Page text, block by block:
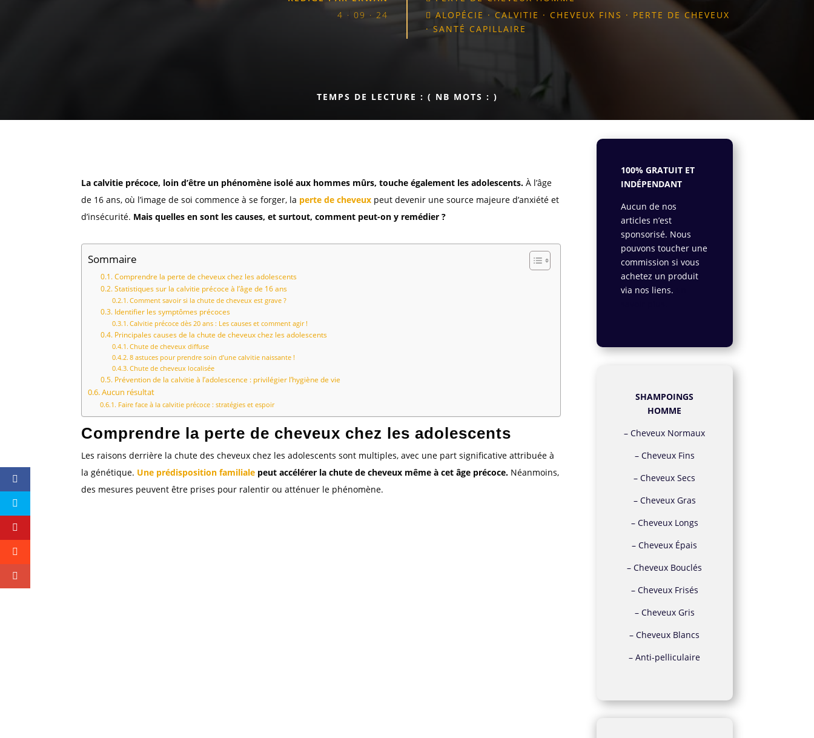
4 · 09 · 24
 ALOPÉCIE · CALVITIE · CHEVEUX FINS · PERTE DE CHEVEUX
· SANTÉ CAPILLAIRE
TEMPS DE LECTURE : ( NB MOTS : )
La calvitie précoce, loin d’être un phénomène isolé aux hommes mûrs, touche également les adolescents. À l’âge
de 16 ans, où l’image de soi commence à se forger, la perte de cheveux peut devenir une source majeure d’anxiété et
d’insécurité. Mais quelles en sont les causes, et surtout, comment peut-on y remédier ?
Sommaire
Comprendre la perte de cheveux chez les adolescents
Statistiques sur la calvitie précoce à l’âge de 16 ans
Comment savoir si la chute de cheveux est grave ?
Identifier les symptômes précoces
Calvitie précoce dès 20 ans : Les causes et comment agir !
Principales causes de la chute de cheveux chez les adolescents
Chute de cheveux diffuse
8 astuces pour prendre soin d’une calvitie naissante !
Chute de cheveux localisée
Prévention de la calvitie à l’adolescence : privilégier l’hygiène de vie
Aucun résultat
Faire face à la calvitie précoce : stratégies et espoir
Comprendre la perte de cheveux chez les adolescents
Les raisons derrière la chute des cheveux chez les adolescents sont multiples, avec une part significative attribuée à
la génétique. Une prédisposition familiale peut accélérer la chute de cheveux même à cet âge précoce. Néanmoins,
des mesures peuvent être prises pour ralentir ou atténuer le phénomène.
100% GRATUIT ET
INDÉPENDANT
Aucun de nos
articles n’est
sponsorisé. Nous
pouvons toucher une
commission si vous
achetez un produit
via nos liens.
SHAMPOINGS
HOMME
–Cheveux Normaux
– Cheveux Fins
–Cheveux Secs
– Cheveux Gras
– Cheveux Longs
–Cheveux Épais
–Cheveux Bouclés
– Cheveux Frisés
– Cheveux Gris
–Cheveux Blancs
–Anti-pelliculaire